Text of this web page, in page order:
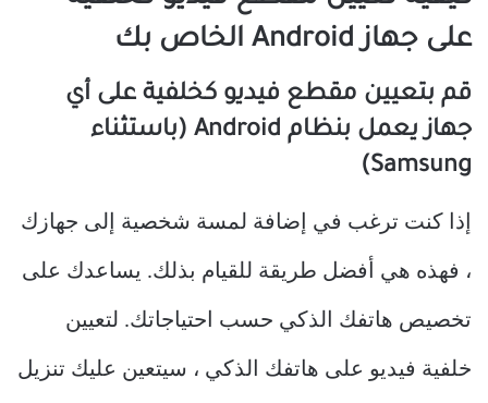
على جهاز Android الخاص بك
قم بتعيين مقطع فيديو كخلفية على أي
جهاز يعمل بنظام Android (باستثناء
Samsung)
إذا كنت ترغب في إضافة لمسة شخصية إلى جهازك
، فهذه هي أفضل طريقة للقيام بذلك. يساعدك على
تخصيص هاتفك الذكي حسب احتياجاتك. لتعيين
خلفية فيديو على هاتفك الذكي ، سيتعين عليك تنزيل